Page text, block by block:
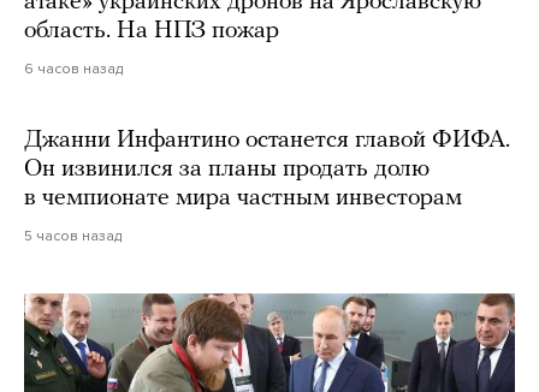
область. На НПЗ пожар
6 часов назад
Джанни Инфантино останется главой ФИФА.
Он извинился за планы продать долю
в чемпионате мира частным инвесторам
5 часов назад